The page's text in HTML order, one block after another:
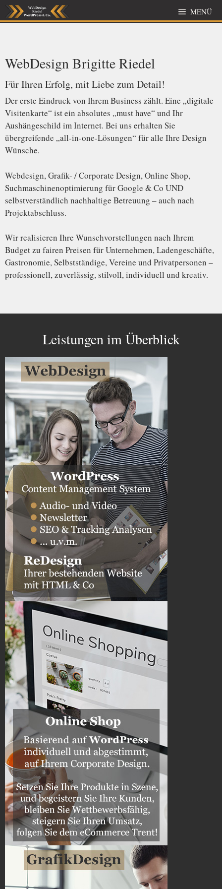
Zum
Inhalt
MENÜ
WebDesign Brigitte Riedel
Für Ihren Erfolg, mit Liebe zum Detail!
Der erste Eindruck von Ihrem Business zählt. Eine „digitale
Visitenkarte“ ist ein absolutes „must have“ und Ihr
Aushängeschild im Internet. Bei uns erhalten Sie
übergreifende „all-in-one-Lösungen“ für alle Ihre Design
Wünsche.
Webdesign, Grafik- / Corporate Design, Online Shop,
Suchmaschinenoptimierung für Google & Co UND
selbstverständlich nachhaltige Betreuung – auch nach
Projektabschluss.
Wir realisieren Ihre Wunschvorstellungen nach Ihrem
Budget zu fairen Preisen für Unternehmen, Ladengeschäfte,
Gastronomie, Selbstständige, Vereine und Privatpersonen –
professionell, zuverlässig, stilvoll, individuell und kreativ.
Leistungen im Überblick